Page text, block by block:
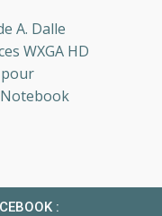
A. Dalle
WXGA HD
: